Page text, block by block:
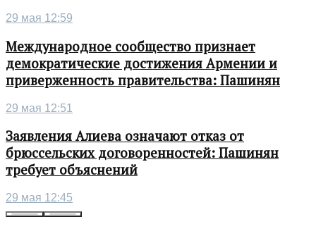
29 мая 12:59
Международное сообщество признает
демократические достижения Армении и
приверженность правительства: Пашинян
29 мая 12:51
Заявления Алиева означают отказ от
брюссельских договоренностей: Пашинян
требует объяснений
29 мая 12:45